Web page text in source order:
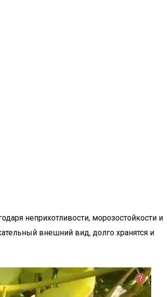
неприхотливости, морозостойкости и
внешний вид, долго хранятся и